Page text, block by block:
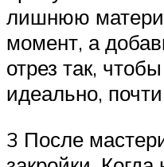
лишнюю
момент, а
отрез так,
идеально,
3 После